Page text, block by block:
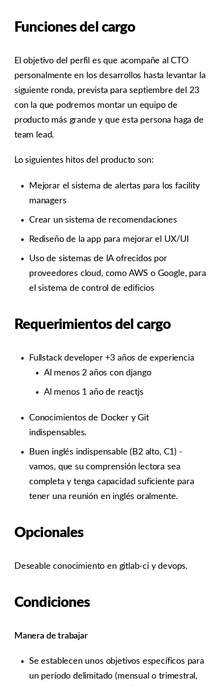
Funciones del cargo
El objetivo del perfil es que acompañe al CTO
personalmente en los desarrollos hasta levantar la
siguiente ronda, prevista para septiembre del 23
con la que podremos montar un equipo de
producto más grande y que esta persona haga de
team lead.
Lo siguientes hitos del producto son:
Mejorar el sistema de alertas para los facility
managers
Crear un sistema de recomendaciones
Rediseño de la app para mejorar el UX/UI
Uso de sistemas de IA ofrecidos por
proveedores cloud, como AWS o Google, para
el sistema de control de edificios
Requerimientos del cargo
Fullstack developer +3 años de experiencia
Al menos 2 años con django
Al menos 1 año de reactjs
Conocimientos de Docker y Git
indispensables.
Buen inglés indispensable (B2 alto, C1) -
vamos, que su comprensión lectora sea
completa y tenga capacidad suficiente para
tener una reunión en inglés oralmente.
Opcionales
Deseable conocimiento en gitlab-ci y devops.
Condiciones
Manera de trabajar
Se establecen unos objetivos específicos para
un período delimitado (mensual o trimestral,